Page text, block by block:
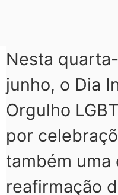
Nesta
junho, o Dia
Orgulho
por
também uma
reafirmação